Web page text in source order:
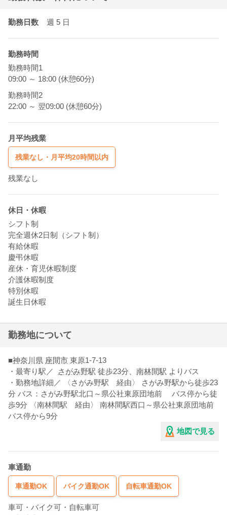
勤務日数 週 5 日
勤務時間
勤務時間1
09:00 ～ 18:00 (休憩60分)
勤務時間2
22:00 ～ 翌09:00 (休憩60分)
月平均残業
残業なし・月平均20時間以内
残業なし
休日・休暇
シフト制
完全週休2日制（シフト制）
有給休暇
慶弔休暇
産休・育児休暇制度
介護休暇制度
特別休暇
誕生日休暇
勤務地について
■神奈川県 座間市 東原1-7-13
・最寄り駅／
さがみ野駅 徒歩23分 南林間駅 よりバス
・勤務地詳細／ 〈さがみ野駅 経由〉 さがみ野駅から徒歩23
分 バス：さがみ野駅北口～県公社東原団地前 バス停から徒
歩9分 〈南林間駅 経由〉 南林間駅西口～県公社東原団地前
バス停から9分
地図で見る
車通勤
車通勤OK バイク通勤OK 自転車通勤OK
車可・バイク可・自転車可